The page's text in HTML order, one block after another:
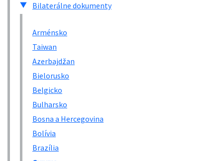
Bilaterálne dokumenty
Arménsko
Taiwan
Azerbajdžan
Bielorusko
Belgicko
Bulharsko
Bosna a Hercegovina
Bolívia
Brazília